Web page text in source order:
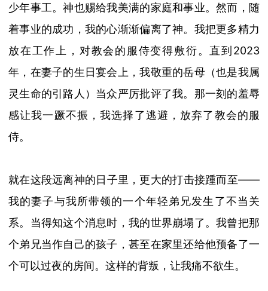
少年事工。神也赐给我美满的家庭和事业。然而，随
着事业的成功，我的心渐渐偏离了神。我把更多精力
放在工作上，对教会的服侍变得敷衍。直到2023
年，在妻子的生日宴会上，我敬重的岳母（也是我属
灵生命的引路人） 当众严厉批评了我。那一刻的羞辱
感让我一蹶不振，我选择了逃避，放弃了教会的服
侍。
就在这段远离神的日子里，更大的打击接踵而至——
我的妻子与我所带领的一个年轻弟兄发生了不当关
系。当得知这个消息时，我的世界崩塌了。我曾把那
个弟兄当作自己的孩子，甚至在家里还给他预备了一
个可以过夜的房间。这样的背叛，让我痛不欲生。